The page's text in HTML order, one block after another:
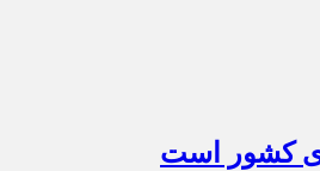
کشور است